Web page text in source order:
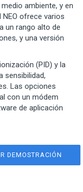
ambiente, y en
NEO ofrece varios
un rango alto de
y una versión
(PID) y la
sensibilidad,
Las opciones
con un módem
de aplicación
DEMOSTRACIÓN